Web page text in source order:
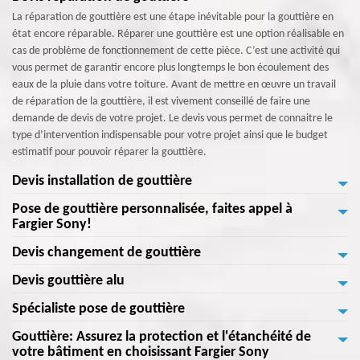
La réparation de gouttière est une étape inévitable pour la gouttière en
état encore réparable. Réparer une gouttière est une option réalisable en
cas de problème de fonctionnement de cette pièce. C’est une activité qui
vous permet de garantir encore plus longtemps le bon écoulement des
eaux de la pluie dans votre toiture. Avant de mettre en œuvre un travail
de réparation de la gouttière, il est vivement conseillé de faire une
demande de devis de votre projet. Le devis vous permet de connaitre le
type d’intervention indispensable pour votre projet ainsi que le budget
estimatif pour pouvoir réparer la gouttière.
Devis installation de gouttière
Une gouttière est une pièce complémentaire pour la parfaite étanchéité
de la couverture de la maison. Tout type de toiture nécessite une gouttière
en bon fonctionnement pour l’aider à gérer l’écoulement des eaux de la
gouttière n’est pas un besoin de luxe, ni une question d’esthétique. C’est
malgré les attaques climatiques. Alors, faite dès maintenant la demande
de devis pour préparer votre budget pour l’installation de votre gouttière.
Pose de gouttière personnalisée, faites appel à
Fargier Sony!
Vous envisagez d'installer une gouttière et vous recherchez des tarifs
compétitifs? Contactez Fargier Sony à Saint Barthelemy De Bussiere 24360
pour obtenir un devis personnalisé et bénéficier de conseils gratuits de
notre équipe expérimentée. Nous vous proposons un devis détaillé adapté
une gouttière efficace, résistante et durable, installée selon les normes
Devis changement de gouttière
Le travail de changement de la gouttière est un événement économique
important pour la famille. Pour changer une gouttière, il faut disposer un
budget assez important. Donc, pour assurer la stabilité de vie économique
d’une famille, il est indispensable de prendre toute les précautions
nécessaires pour assurer la réussite du projet et la satisfaction des besoins
Devis gouttière alu
Une gouttière fabriquée en alu est capable de résister contre tout type
d’intervention pendant au moins 20 ans. Mais pour prolonger et améliorer
la qualité de fonctionnement de votre gouttière, il est essentiel de bien
Spécialiste pose de gouttière
La pose de la gouttière est une activité très délicate. La qualité
Gouttière: Assurez la protection et l'étanchéité de
votre bâtiment en choisissant Fargier Sony